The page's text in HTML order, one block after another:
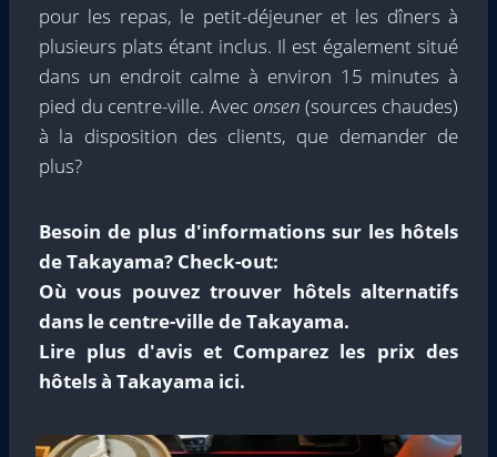
pour les repas, le petit-déjeuner et les dîners à
plusieurs plats étant inclus. Il est également situé
dans un endroit calme à environ 15 minutes à
pied du centre-ville. Aveconsen (sources chaudes)
à la disposition des clients, que demander de
plus?
Besoin de plus d'informations sur les hôtels
de Takayama? Check-out:
Où vous pouvez trouver hôtels alternatifs
dans le centre-ville de Takayama.
Lire plus d'avis etComparez les prix des
hôtels à Takayama ici.